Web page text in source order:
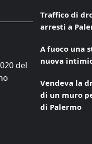
del
Traffico di
arresti a
A fuoco una
nuova
Vendeva la
di un muro
di Palermo